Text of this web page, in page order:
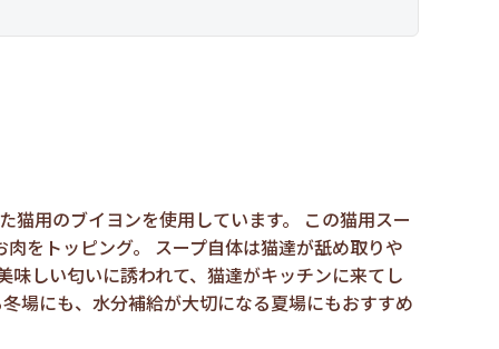
猫用のブイヨンを使用しています。 この猫用スー
をトッピング。 スープ自体は猫達が舐め取りや
しい匂いに誘われて、猫達がキッチンに来てし
場にも、水分補給が大切になる夏場にもおすすめ